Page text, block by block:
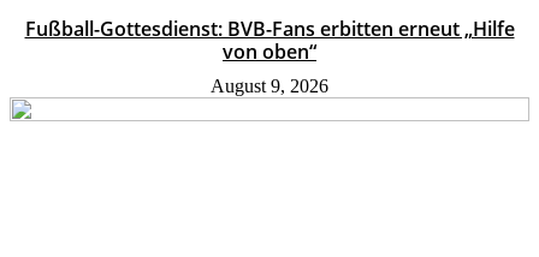
Fußball-Gottesdienst: BVB-Fans erbitten erneut „Hilfe
von oben“
August 9, 2026